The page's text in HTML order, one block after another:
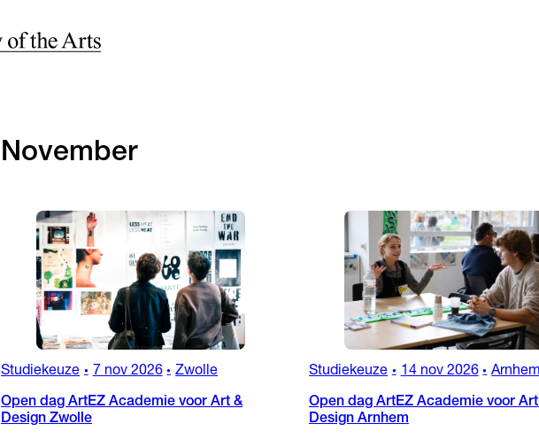
November
Studiekeuze • 7 nov 2026 • Zwolle
Open dag ArtEZ Academie voor Art &
Design Zwolle
Studiekeuze • 14 nov 2026 •
Open dag ArtEZ Academie voor
Design Arnhem